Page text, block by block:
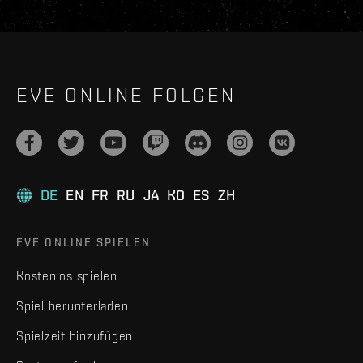
EVE ONLINE FOLGEN
DE EN FR RU JA KO ES ZH
EVE ONLINE SPIELEN
Kostenlos spielen
Spiel herunterladen
Spielzeit hinzufügen